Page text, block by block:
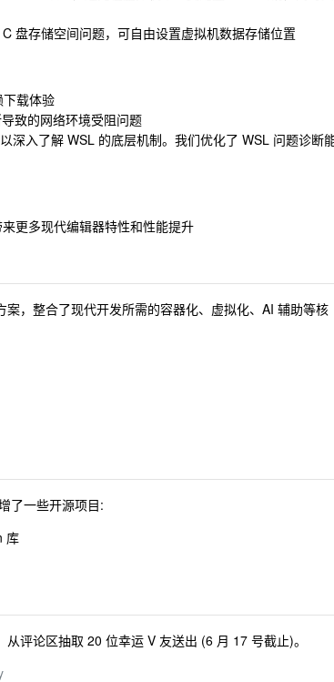
盘存储空间问题，可自由设置虚拟机数据存储位置
载体验
致的网络环境受阻问题
深入了解 WSL 的底层机制。我们优化了 WSL 问题诊断
更多现代编辑器特性和性能提升
，整合了现代开发所需的容器化、虚拟化、AI 辅助等核
了一些开源项目:
库
评论区抽取 20 位幸运 V 友送出 (6 月 17 号截止)。